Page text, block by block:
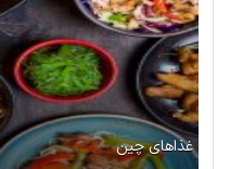
غذاهای چین